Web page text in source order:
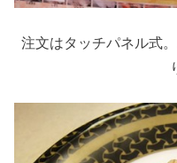
注文はタッチパネル式